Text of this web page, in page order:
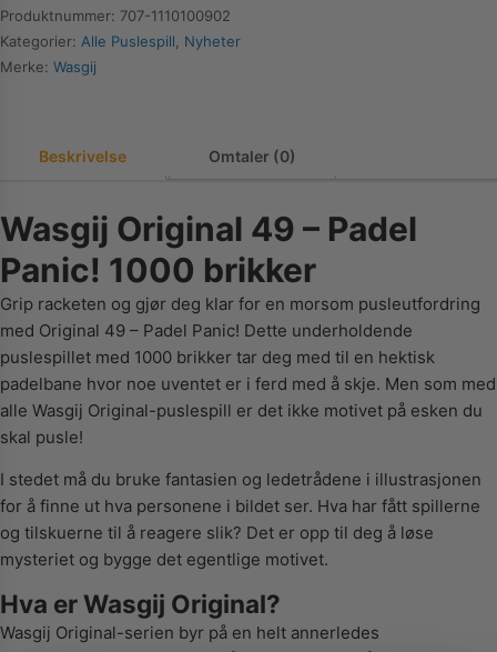
Produktnummer: 707-1110100902
Kategorier: Alle Puslespill
Nyheter
Merke: Wasgij
Beskrivelse Omtaler (0)
Wasgij Original 49 – Padel
Panic! 1000 brikker
Grip racketen og gjør deg klar for en morsom pusleutfordring
med Original 49 – Padel Panic! Dette underholdende
puslespillet med 1000 brikker tar deg med til en hektisk
padelbane hvor noe uventet er i ferd med å skje. Men som med
alle Wasgij Original-puslespill er det ikke motivet på esken du
skal pusle!
I stedet må du bruke fantasien og ledetrådene i illustrasjonen
for å finne ut hva personene i bildet ser. Hva har fått spillerne
og tilskuerne til å reagere slik? Det er opp til deg å løse
mysteriet og bygge det egentlige motivet.
Hva er Wasgij Original?
Wasgij Original-serien byr på en helt annerledes